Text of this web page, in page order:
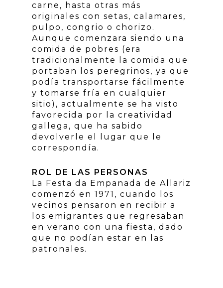
carne, hasta otras más
originales con setas, calamares,
pulpo, congrio o chorizo.
Aunque comenzara siendo una
comida de pobres (era
tradicionalmente la comida que
portaban los peregrinos, ya que
podía transportarse fácilmente
y tomarse fría en cualquier
sitio), actualmente se ha visto
favorecida por la creatividad
gallega, que ha sabido
devolverle el lugar que le
correspondía.
ROL DE LAS PERSONAS
La Festa da Empanada de Allariz
comenzó en 1971, cuando los
vecinos pensaron en recibir a
los emigrantes que regresaban
en verano con una fiesta, dado
que no podían estar en las
patronales.